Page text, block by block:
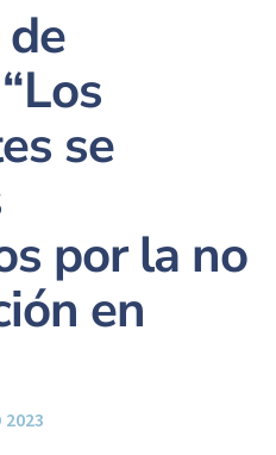
se
por la no
en
2023